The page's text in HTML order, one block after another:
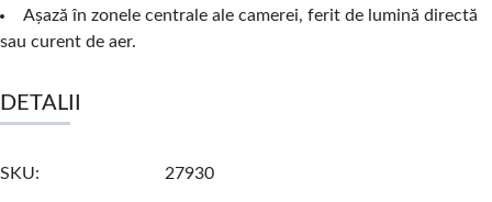
Așază în zonele centrale ale camerei, ferit de lumină directă
sau curent de aer.
DETALII
SKU 27930